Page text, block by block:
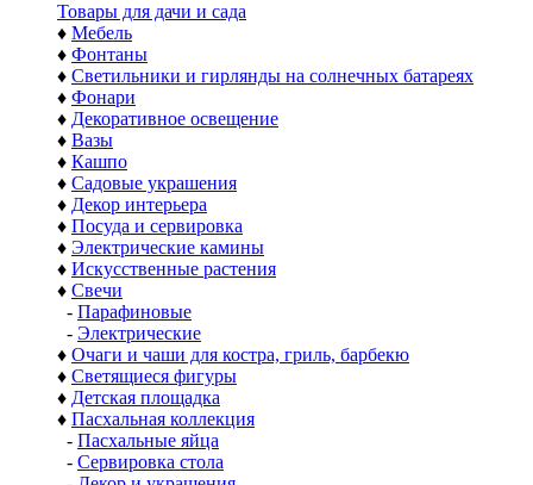
Товары для дачи и сада
♦ Мебель
♦ Фонтаны
♦ Светильники и гирлянды на солнечных батареях
♦ Фонари
♦ Декоративное освещение
♦ Вазы
♦ Кашпо
♦ Садовые украшения
♦ Декор интерьера
♦ Посуда и сервировка
♦ Электрические камины
♦ Искусственные растения
♦ Свечи
- Парафиновые
- Электрические
♦ Очаги и чаши для костра, гриль, барбекю
♦ Светящиеся фигуры
♦ Детская площадка
♦ Пасхальная коллекция
- Пасхальные яйца
- Сервировка стола